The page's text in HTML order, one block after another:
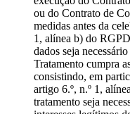
ou do Contrato de
medidas antes da
1, alínea b) do
dados seja
Tratamento cumpra
consistindo, em
artigo 6.º, n.º 1,
tratamento seja